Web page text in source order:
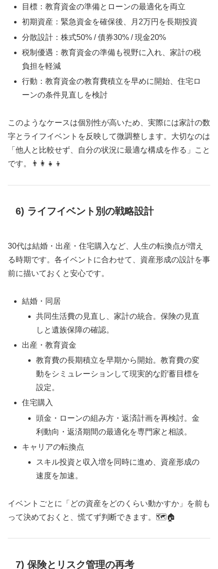
目標：教育資金の準備とローンの最適化を両立
初期資産：緊急資金を確保後、月2万円を長期投資
分散設計：株式50% / 債券30% / 現金20%
税制優遇：教育資金の準備も視野に入れ、家計の税
負担を軽減
行動：教育資金の教育費積立を早めに開始、住宅ロ
ーンの条件見直しを検討
このようなケースは個別性が高いため、実際には家計の数
字とライフイベントを反映して微調整します。大切なのは
「他人と比較せず、自分の状況に最適な構成を作る」こと
です。👨‍👩‍👧‍👦
6) ライフイベント別の戦略設計
30代は結婚・出産・住宅購入など、人生の転換点が増え
る時期です。各イベントに合わせて、資産形成の設計を事
前に描いておくと安心です。
結婚・同居
共同生活費の見直し、家計の統合。保険の見直
しと遺族保障の確認。
出産・教育資金
教育費の長期積立を早期から開始。教育費の変
動をシミュレーションして現実的な貯蓄目標を
設定。
住宅購入
頭金・ローンの組み方・返済計画を再検討。金
利動向・返済期間の最適化を専門家と相談。
キャリアの転換点
スキル投資と収入増を同時に進め、資産形成の
速度を加速。
イベントごとに「どの資産をどのくらい動かすか」を前も
って決めておくと、慌てず判断できます。🗺️🏠
7) 保険とリスク管理の再考